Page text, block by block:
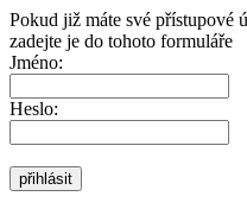
Pokud již máte své přístupové
zadejte je do tohoto formuláře
Jméno:
Heslo:
přihlásit